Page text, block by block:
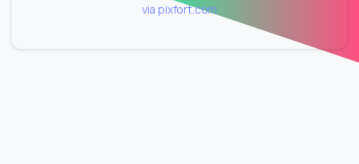
via pixfort.com